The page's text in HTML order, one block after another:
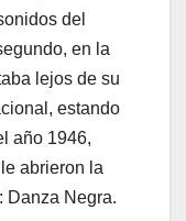
del
en la
lejos de su
estando
año 1946,
abrieron la
Danza Negra.